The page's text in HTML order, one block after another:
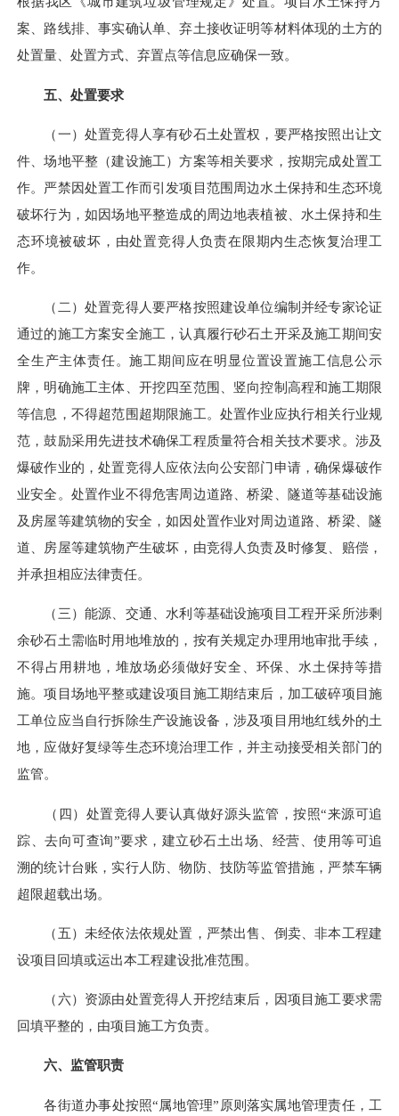
案、路线排、事实确认单、弃土接收证明等材料体现的土方的
处置量、处置方式、弃置点等信息应确保一致。
五、处置要求
（一）处置竞得人享有砂石土处置权，要严格按照出让文
件、场地平整（建设施工）方案等相关要求，按期完成处置工
作。严禁因处置工作而引发项目范围周边水土保持和生态环境
破坏行为，如因场地平整造成的周边地表植被、水土保持和生
态环境被破坏，由处置竞得人负责在限期内生态恢复治理工
作。
（二）处置竞得人要严格按照建设单位编制并经专家论证
通过的施工方案安全施工，认真履行砂石土开采及施工期间安
全生产主体责任。施工期间应在明显位置设置施工信息公示
牌，明确施工主体 、开挖四至范围、竖向控制高程和施工期限
等信息，不得超范围超期限施工。处置作业应执行相关行业规
范，鼓励采用先进技术确保工程质量符合相关技术要求。涉及
爆破作业的，处置竞得人应依法向公安部门申请，确保爆破作
业安全。处置作业不得危害周边道路、桥梁、隧道等基础设施
及房屋等建筑物的安全，如因处置作业对周边道路、桥梁、隧
道、房屋等建筑物产生破坏，由竞得人负责及时修复、赔偿，
并承担相应法律责任。
（三）能源、交通、水利等基础设施项目工程开采所涉剩
余砂石土需临时用地堆放的，按有关规定办理用地审批手续，
不得占用耕地，堆放场必须做好安全、环保、水土保持等措
施。项目场地平整或建设项目施工期结束后，加工破碎项目施
工单位应当自行拆除生产设施设备，涉及项目用地红线外的土
地，应做好复绿等生态环境治理工作，并主动接受相关部门的
监管。
（四）处置竞得人要认真做好源头监管，按照“来源可追
踪、去向可查询”要求，建立砂石土出场、经营、使用等可追
溯的统计台账，实行人防、物防、技防等监管措施，严禁车辆
超限超载出场。
（五）未经依法依规处置，严禁出售、倒卖、非本工程建
设项目回填或运出本工程建设批准范围。
（六）资源由处置竞得人开挖结束后，因项目施工要求需
回填平整的，由项目施工方负责。
六、监管职责
各街道办事处按照“属地管理”原则落实属地管理责任，工